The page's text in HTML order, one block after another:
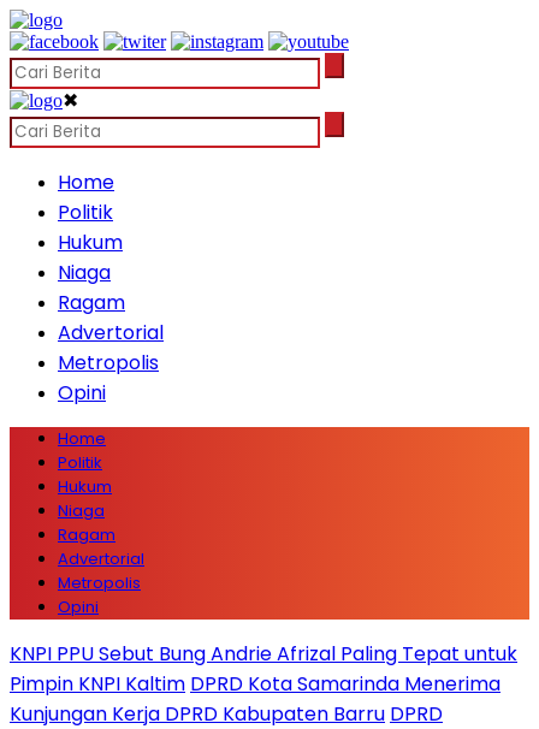
✖
Home
Politik
Hukum
Niaga
Ragam
Advertorial
Metropolis
Opini
Home
Politik
Hukum
Niaga
Ragam
Advertorial
Metropolis
Opini
KNPI PPU Sebut Bung Andrie Afrizal Paling Tepat untuk
Pimpin KNPI Kaltim DPRD Kota Samarinda Menerima
Kunjungan Kerja DPRD Kabupaten Barru DPRD